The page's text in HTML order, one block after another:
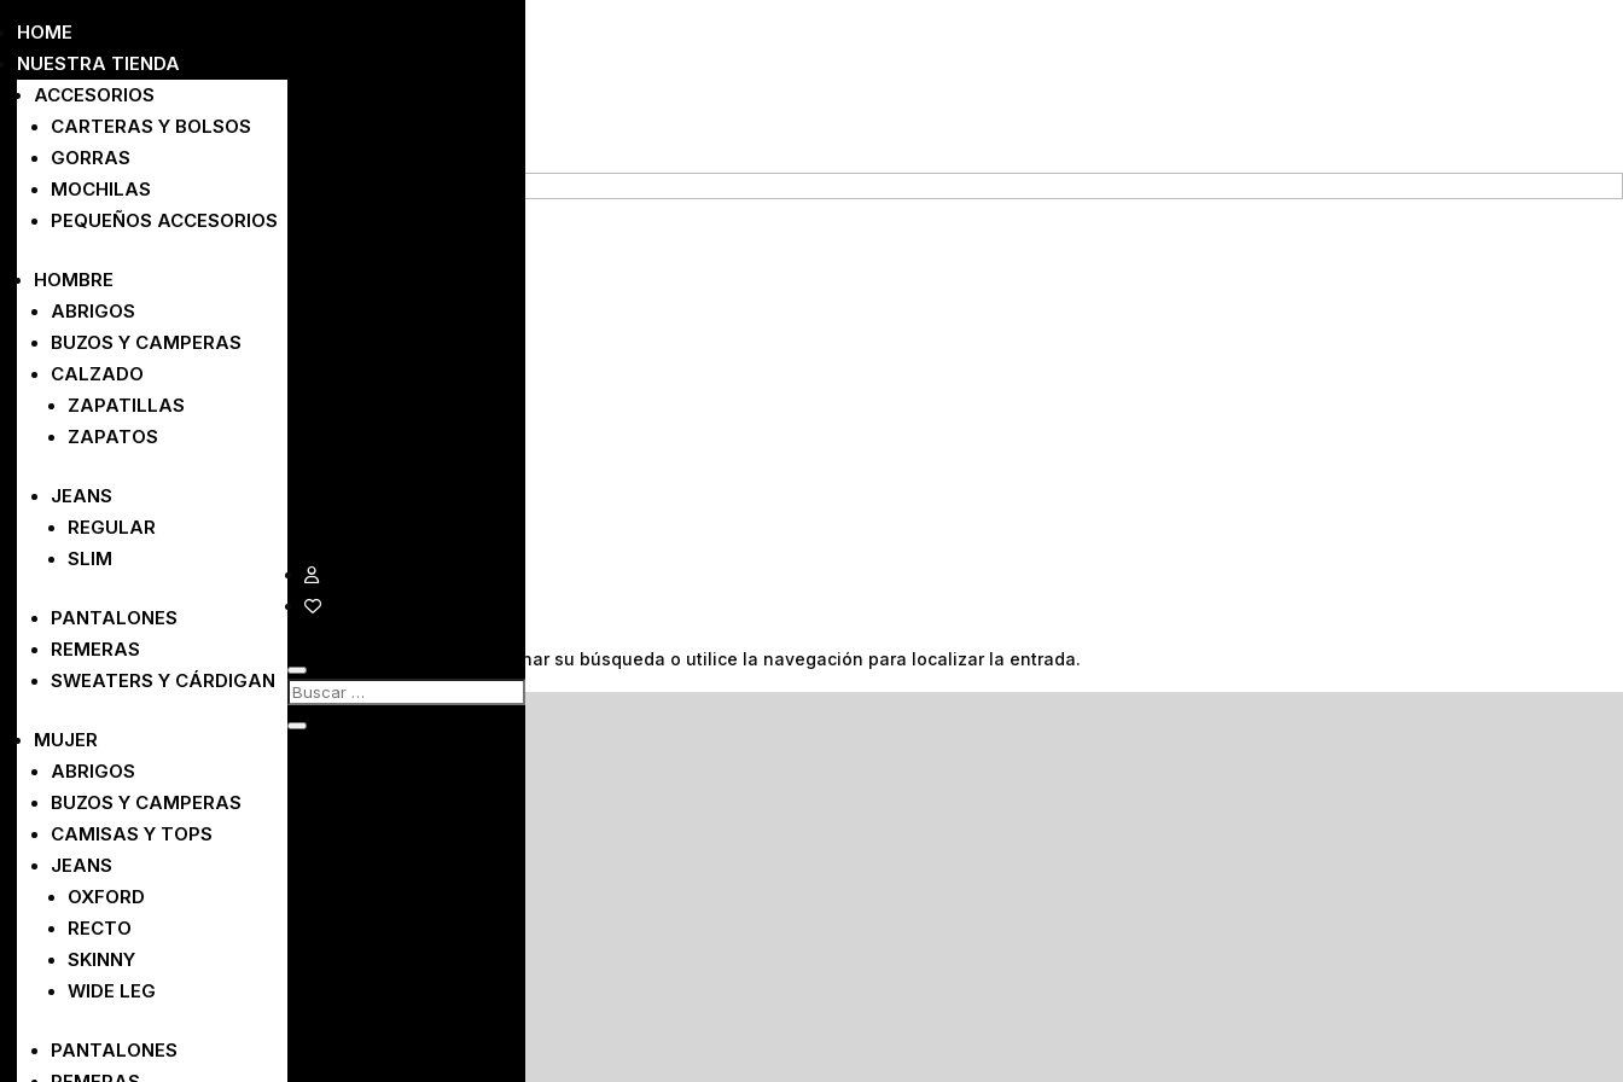
HOME
NUESTRA TIENDA
ACCESORIOS
CARTERAS Y BOLSOS
GORRAS
MOCHILAS
PEQUEÑOS ACCESORIOS
HOMBRE
ABRIGOS
BUZOS Y CAMPERAS
CALZADO
ZAPATILLAS
ZAPATOS
JEANS
REGULAR
SLIM
PANTALONES
REMERAS
SWEATERS Y CÁRDIGAN
MUJER
ABRIGOS
BUZOS Y CAMPERAS
CAMISAS Y TOPS
JEANS
OXFORD
RECTO
SKINNY
WIDE LEG
PANTALONES
Buscar por nombre
Talle
Precio
Categorias
FILTRAR LIMPIAR FILTROS
REMERAS
No se encontraron resultados
La página solicitada no pudo encontrarse. Trate de perfeccionar su búsqueda o utilice la navegación para localizar la entrada.
Cómo Comprar
Formas de Pago
Cambios y Devoluciones
Preguntas Frecuentes
ATENCIÓN AL CLIENTE
Tabla de talles
Contacto